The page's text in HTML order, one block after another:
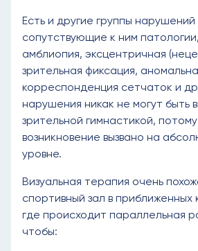
Есть и другие группы нарушений
сопутствующие к ним
амблиопия, эксцентричная
зрительная фиксация,
корреспонденция сетчаток и
нарушения никак не могут быть
зрительной гимнастикой,
возникновение вызвано на
уровне.
Визуальная терапия очень
спортивный зал в приближенных
где происходит параллельная
чтобы: